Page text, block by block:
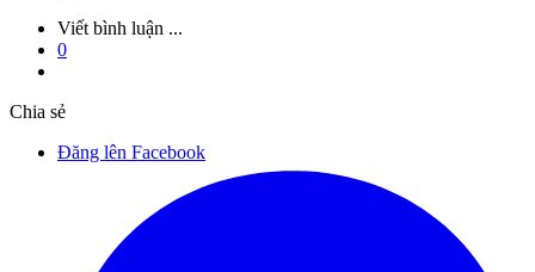
Viết bình luận ...
0
Chia sẻ
Đăng lên Facebook